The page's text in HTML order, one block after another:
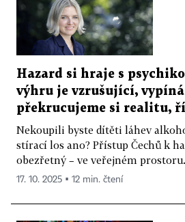
Hazard si hraje s
výhru je vzrušující,
překrucujeme si realitu,
Nekoupili byste dítěti láhev
stírací los ano? Přístup Čechů k
obezřetný – ve veřejném
17. 10. 2025 ▪ 12 min. čtení